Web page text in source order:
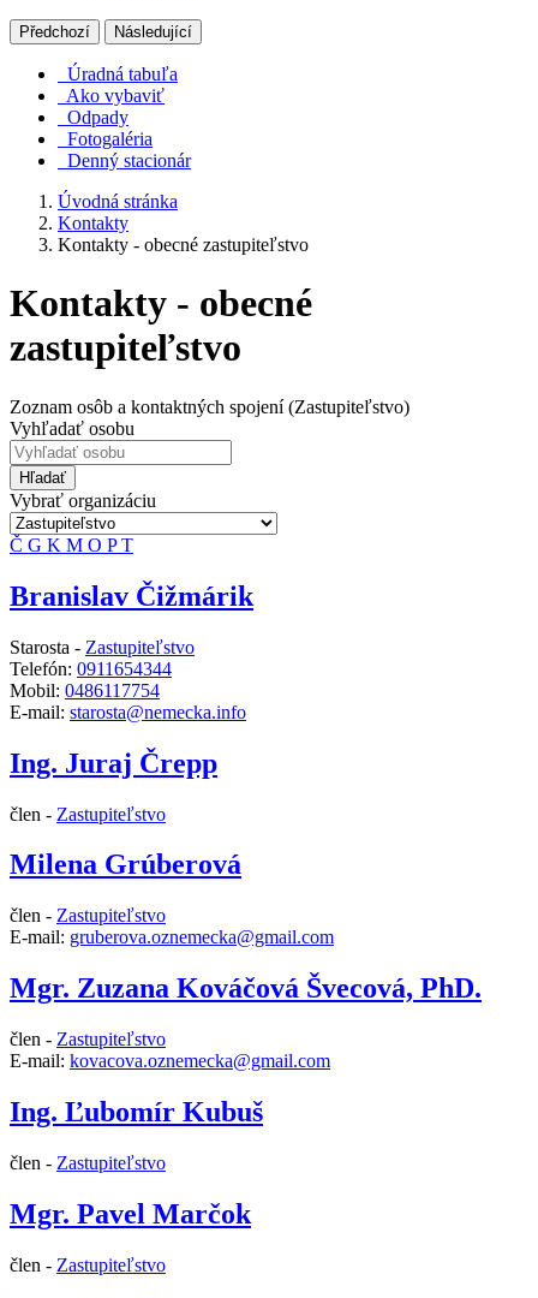
Předchozí Následující
Úradná tabuľa
Ako vybaviť
Odpady
Fotogaléria
Denný stacionár
Úvodná stránka
Kontakty
Kontakty - obecné zastupiteľstvo
Kontakty - obecné
zastupiteľstvo
Zoznam osôb a kontaktných spojení (Zastupiteľstvo)
Vyhľadať osobu
Hľadať
Vybrať organizáciu
Č G K M O PT
Branislav Čižmárik
Starosta - Zastupiteľstvo
Telefón: 0911654344
Mobil: 0486117754
E-mail: starosta@nemecka.info
Ing. Juraj Črepp
člen - Zastupiteľstvo
Milena Grúberová
člen - Zastupiteľstvo
E-mail: gruberova.oznemecka@gmail.com
Mgr. Zuzana Kováčová Švecová, PhD.
člen - Zastupiteľstvo
E-mail: kovacova.oznemecka@gmail.com
Ing. Ľubomír Kubuš
člen - Zastupiteľstvo
Mgr. Pavel Marčok
člen - Zastupiteľstvo